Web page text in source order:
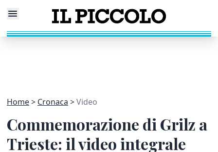
Home Cronaca Video
Commemorazione di Grilz a
Trieste: il video integrale